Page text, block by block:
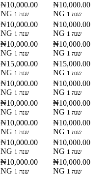
₦10,000.00
NG
1 שנה
₦10,000.00
NG
1 שנה
₦10,000.00
NG
1 שנה
₦10,000.00
NG
1 שנה
₦10,000.00
NG
1 שנה
₦10,000.00
NG
1 שנה
₦15,000.00
NG
1 שנה
₦15,000.00
NG
1 שנה
₦10,000.00
NG
1 שנה
₦10,000.00
NG
1 שנה
₦10,000.00
NG
1 שנה
₦10,000.00
NG
1 שנה
₦10,000.00
NG
1 שנה
₦10,000.00
NG
1 שנה
₦10,000.00
NG
1 שנה
₦10,000.00
NG
1 שנה
₦10,000.00
NG
1 שנה
₦10,000.00
NG
1 שנה